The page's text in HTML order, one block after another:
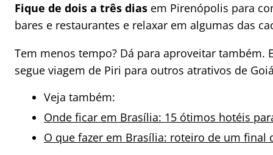
Fique de dois a três dias em Pirenópolis para
bares e restaurantes e relaxar em algumas das
Tem menos tempo? Dá para aproveitar também.
segue viagem de Piri para outros atrativos de
Veja também:
Onde ficar em Brasília: 15 ótimos hotéis
O que fazer em Brasília: roteiro de um final